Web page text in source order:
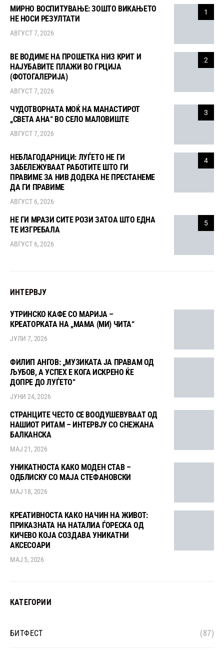
1
МИРНО ВОСПИТУВАЊЕ: ЗОШТО ВИКАЊЕТО
НЕ НОСИ РЕЗУЛТАТИ
АВГУСТ 7, 2026
2
ВЕ ВОДИМЕ НА ПРОШЕТКА НИЗ КРИТ И
НАЈУБАВИТЕ ПЛАЖИ ВО ГРЦИЈА
(ФОТОГАЛЕРИЈА)
АВГУСТ 7, 2026
3
ЧУДОТВОРНАТА МОЌ НА МАНАСТИРОТ
„СВЕТА АНА“ ВО СЕЛО МАЛОВИШТЕ
АВГУСТ 7, 2026
4
НЕБЛАГОДАРНИЦИ: ЛУЃЕТО НЕ ГИ
ЗАБЕЛЕЖУВААТ РАБОТИТЕ ШТО ГИ
ПРАВИМЕ ЗА НИВ ДОДЕКА НЕ ПРЕСТАНЕМЕ
ДА ГИ ПРАВИМЕ
АВГУСТ 6, 2026
5
НЕ ГИ МРАЗИ СИТЕ РОЗИ ЗАТОА ШТО ЕДНА
ТЕ ИЗГРЕБАЛА
АВГУСТ 6, 2026
ИНТЕРВЈУ
УТРИНСКО КАФЕ СО МАРИЈА –
КРЕАТОРКАТА НА „МАМА (МИ) ЧИТА“
ЈУЛИ 7, 2026
ФИЛИП АНГОВ: „МУЗИКАТА ЈА ПРАВАМ ОД
ЉУБОВ, А УСПЕХ Е КОГА ИСКРЕНО ЌЕ
ДОПРЕ ДО ЛУЃЕТО“
ЈУНИ 24, 2026
СТРАНЦИТЕ ЧЕСТО СЕ ВООДУШЕВУВААТ ОД
НАШИОТ РИТАМ – ИНТЕРВЈУ СО СНЕЖАНА
БАЛКАНСКА
МАЈ 21, 2026
УНИКАТНОСТА КАКО МОДЕН СТАВ –
ОДБЛИСКУ СО МАЈА СТЕФАНОВСКИ
МАЈ 18, 2026
КРЕАТИВНОСТА КАКО НАЧИН НА ЖИВОТ:
ПРИКАЗНАТА НА НАТАЛИА ЃОРЕСКА ОД
КИЧЕВО КОЈА СОЗДАВА УНИКАТНИ
АКСЕСОАРИ
МАЈ 5, 2026
КАТЕГОРИИ
БИТФЕСТ (87)